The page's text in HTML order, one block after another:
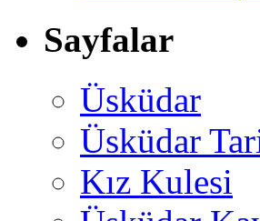
Sayfalar
Üsküdar
Üsküdar
Kız Kulesi